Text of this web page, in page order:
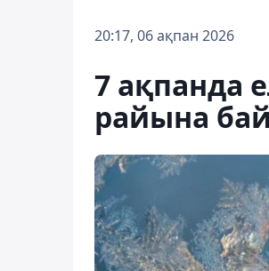
20:17, 06 ақпан 2026
7 ақпанда
райына